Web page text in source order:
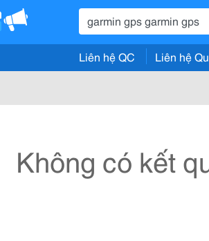
Liên hệ QC Liên hệ
Không có kết